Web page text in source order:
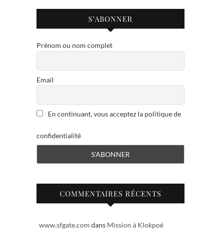
S’ABONNER
Prénom ou nom complet
Email
En continuant, vous acceptez la politique de
confidentialité
COMMENTAIRES RÉCENTS
www.sfgate.com dans Mission à Klokpoé